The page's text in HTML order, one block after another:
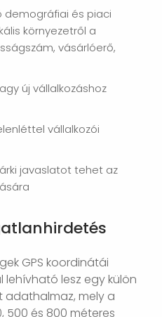
demográfiai és piaci
környezetről a
vásárlóerő,
új vállalkozáshoz
vállalkozói
javaslatot tehet az
GPS koordinátái
lehívható lesz egy külön
mely a
500 és 800 méteres